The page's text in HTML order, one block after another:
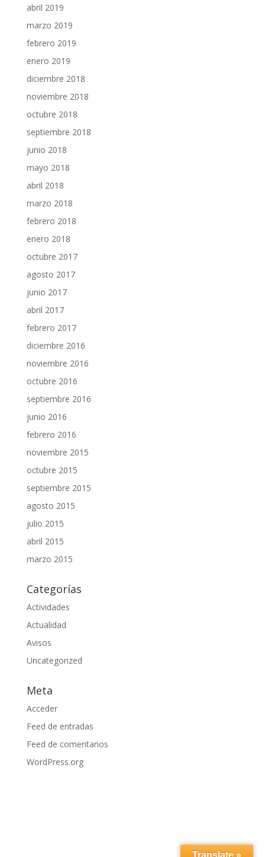
abril 2019
marzo 2019
febrero 2019
enero 2019
diciembre 2018
noviembre 2018
octubre 2018
septiembre 2018
junio 2018
mayo 2018
abril 2018
marzo 2018
febrero 2018
enero 2018
octubre 2017
agosto 2017
junio 2017
abril 2017
febrero 2017
diciembre 2016
noviembre 2016
octubre 2016
septiembre 2016
junio 2016
febrero 2016
noviembre 2015
octubre 2015
septiembre 2015
agosto 2015
julio 2015
abril 2015
marzo 2015
Categorías
Actividades
Actualidad
Avisos
Uncategorized
Meta
Acceder
Feed de entradas
Feed de comentarios
WordPress.org
Translate »